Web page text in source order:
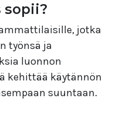
sopii?
jotka
työnsä ja
luonnon
kehittää käytännön
suuntaan.